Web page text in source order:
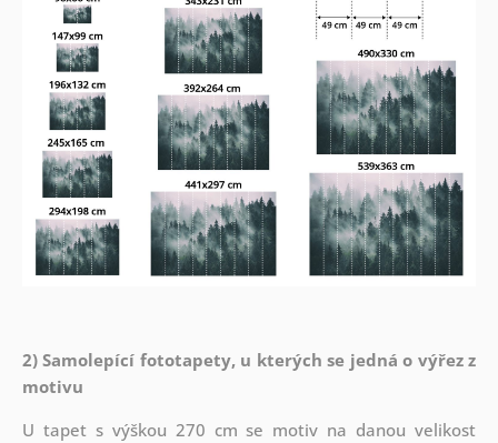
2) Samolepící fototapety, u kterých se jedná o výřez z
motivu
U tapet s výškou 270 cm se motiv na danou velikost